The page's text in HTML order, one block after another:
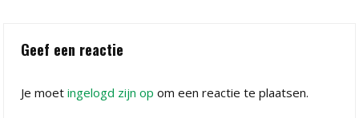
Geef een reactie
Je moetingelogd zijn op om een reactie te plaatsen.